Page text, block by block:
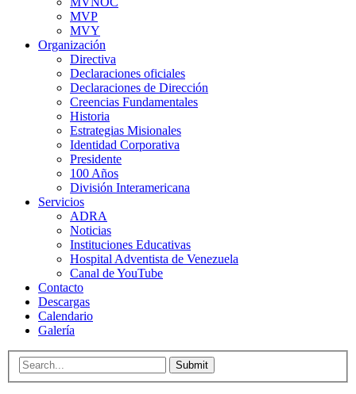
MVP
MVY
Organización
Directiva
Declaraciones oficiales
Declaraciones de Dirección
Creencias Fundamentales
Historia
Estrategias Misionales
Identidad Corporativa
Presidente
100 Años
División Interamericana
Servicios
ADRA
Noticias
Instituciones Educativas
Hospital Adventista de Venezuela
Canal de YouTube
Contacto
Descargas
Calendario
Galería
Submit